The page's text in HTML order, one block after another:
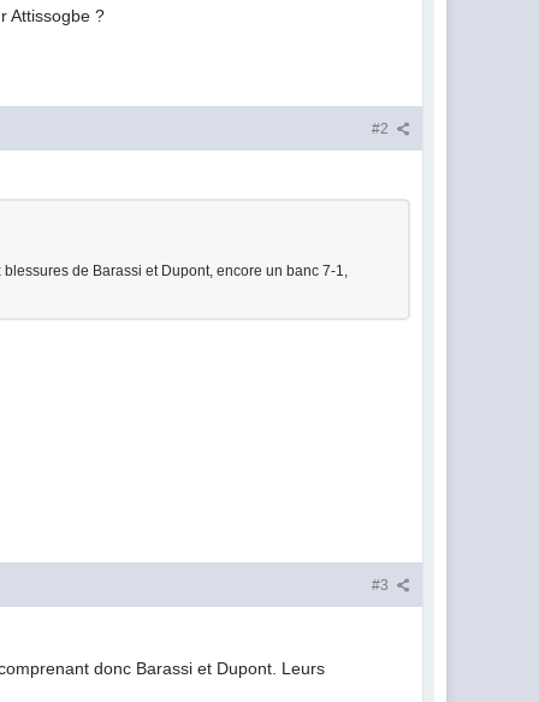
Attissogbe ?
#2
de Barassi et Dupont, encore un banc 7-1,
#3
donc Barassi et Dupont. Leurs